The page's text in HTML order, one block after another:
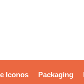
Iconos Packaging